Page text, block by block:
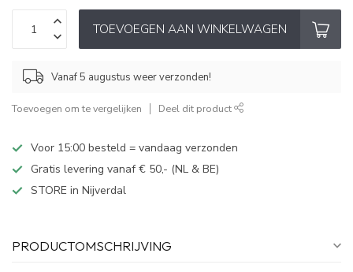
TOEVOEGEN AAN WINKELWAGEN
Vanaf 5 augustus weer verzonden!
Toevoegen om te vergelijken Deel dit product
Voor 15:00 besteld = vandaag verzonden
Gratis levering vanaf € 50,- (NL & BE)
STORE in Nijverdal
PRODUCTOMSCHRIJVING